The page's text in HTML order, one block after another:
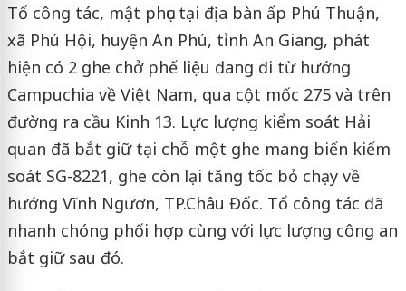
Tổ công tác, mật phục tại địa bàn ấp Phú Thuận,
xã Phú Hội, huyện An Phú, tỉnh An Giang, phát
hiện có 2 ghe chở phế liệu đang đi từ hướng
Campuchia về Việt Nam, qua cột mốc 275 và trên
đường ra cầu Kinh 13. Lực lượng kiểm soát Hải
quan đã bắt giữ tại chỗ một ghe mang biển kiểm
soát SG-8221, ghe còn lại tăng tốc bỏ chạy về
hướng Vĩnh Ngươn, TP.Châu Đốc. Tổ công tác đã
nhanh chóng phối hợp cùng với lực lượng công an
bắt giữ sau đó.